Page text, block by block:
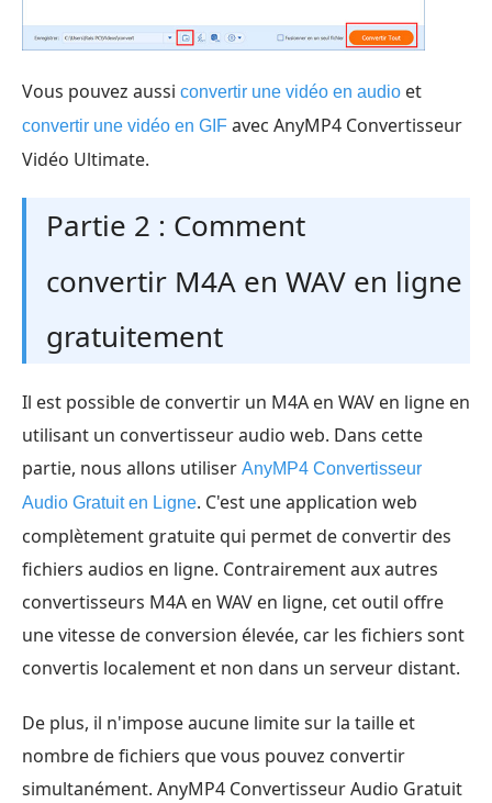
Vous pouvez aussi convertir une vidéo en audio et
convertir une vidéo en GIF avec AnyMP4 Convertisseur
Vidéo Ultimate.
Partie 2 : Comment
convertir M4A en WAV en ligne
gratuitement
Il est possible de convertir un M4A en WAV en ligne en
utilisant un convertisseur audio web. Dans cette
partie, nous allons utiliser AnyMP4 Convertisseur
Audio Gratuit en Ligne. C'est une application web
complètement gratuite qui permet de convertir des
fichiers audios en ligne. Contrairement aux autres
convertisseurs M4A en WAV en ligne, cet outil offre
une vitesse de conversion élevée, car les fichiers sont
convertis localement et non dans un serveur distant.
De plus, il n'impose aucune limite sur la taille et
nombre de fichiers que vous pouvez convertir
simultanément. AnyMP4 Convertisseur Audio Gratuit